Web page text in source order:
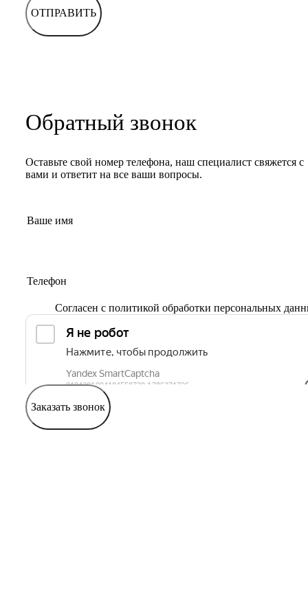
ОТПРАВИТЬ
Обратный звонок
Оставьте свой номер телефона, наш специалист свяжется с
вами и ответит на все ваши вопросы.
Согласен с политикой обработки персональных
Заказать звонок